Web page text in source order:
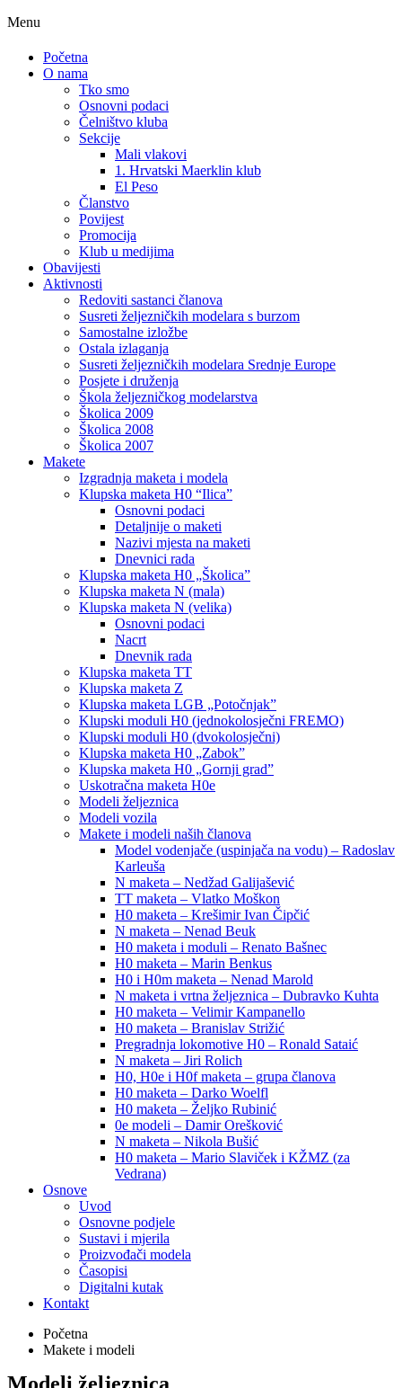
Menu
Početna
O nama
Tko smo
Osnovni podaci
Čelništvo kluba
Sekcije
Mali vlakovi
1. Hrvatski Maerklin klub
El Peso
Članstvo
Povijest
Promocija
Klub u medijima
Obavijesti
Aktivnosti
Redoviti sastanci članova
Susreti željezničkih modelara s burzom
Samostalne izložbe
Ostala izlaganja
Susreti željezničkih modelara Srednje Europe
Posjete i druženja
Škola željezničkog modelarstva
Školica 2009
Školica 2008
Školica 2007
Makete
Izgradnja maketa i modela
Klupska maketa H0 “Ilica”
Osnovni podaci
Detaljnije o maketi
Nazivi mjesta na maketi
Dnevnici rada
Klupska maketa H0 „Školica”
Klupska maketa N (mala)
Klupska maketa N (velika)
Osnovni podaci
Nacrt
Dnevnik rada
Klupska maketa TT
Klupska maketa Z
Klupska maketa LGB „Potočnjak”
Klupski moduli H0 (jednokolosječni FREMO)
Klupski moduli H0 (dvokolosječni)
Klupska maketa H0 „Zabok”
Klupska maketa H0 „Gornji grad”
Uskotračna maketa H0e
Modeli željeznica
Modeli vozila
Makete i modeli naših članova
Model vodenjače (uspinjača na vodu) – Radoslav
Karleuša
N maketa – Nedžad Galijašević
TT maketa – Vlatko Moškon
H0 maketa – Krešimir Ivan Čipčić
N maketa – Nenad Beuk
H0 maketa i moduli – Renato Bašnec
H0 maketa – Marin Benkus
H0 i H0m maketa – Nenad Marold
N maketa i vrtna željeznica – Dubravko Kuhta
H0 maketa – Velimir Kampanello
H0 maketa – Branislav Strižić
Pregradnja lokomotive H0 – Ronald Sataić
N maketa – Jiri Rolich
H0, H0e i H0f maketa – grupa članova
H0 maketa – Darko Woelfl
H0 maketa – Željko Rubinić
0e modeli – Damir Orešković
N maketa – Nikola Bušić
H0 maketa – Mario Slaviček i KŽMZ (za
Vedrana)
Osnove
Uvod
Osnovne podjele
Sustavi i mjerila
Proizvođači modela
Časopisi
Digitalni kutak
Kontakt
Početna
Makete i modeli